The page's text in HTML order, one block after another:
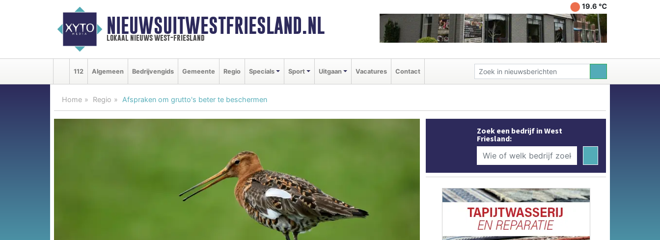
NIEUWSUITWESTFRIESLAND.NL
lokaal nieuws west-friesland
19.6 ℃
112 Algemeen Bedrijvengids Gemeente Regio Specials Sport Uitgaan Vacatures Contact
Home Regio Afspraken om grutto's beter te beschermen
Zoek een bedrijf in West
Friesland: